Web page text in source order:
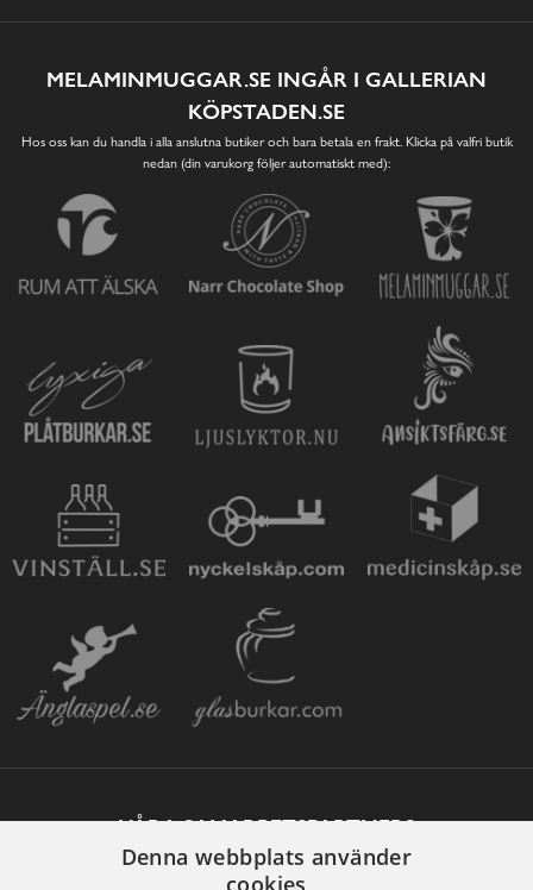
MELAMINMUGGAR.SE INGÅR I GALLERIAN
KÖPSTADEN.SE
Hos oss kan du handla i alla anslutna butiker och bara betala en frakt. Klicka på valfri butik
nedan (din varukorg följer automatiskt med):
VÅRA SAMARBETSPARTNERS
Denna webbplats använder
cookies